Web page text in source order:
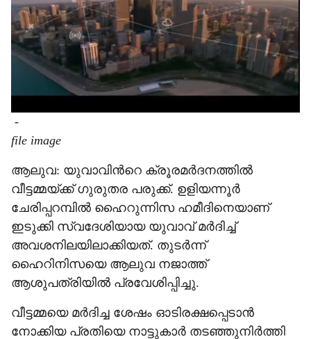
-
file image
ആലുവ: യുവാവിന്‍റെ ക്രൂരമർദനത്തിൽ
വീട്ടമ്മയ്ക്ക് ഗുരുതര പരുക്ക്. ഉളിയന്നൂർ
ചേരിപ്പറമ്പിൽ ഹൈറുന്നിസ ഹമീദിനെയാണ്
ഇടുക്കി സ്വദേശിയായ യുവാവ് മർദിച്ച്
അവശനിലയിലാക്കിയത്. തുടർന്ന്
ഹൈറിനിസയെ ആലുവ നജാത്ത്
ആശുപത്രിയിൽ പ്രവേശിപ്പിച്ചു.
വീട്ടമ്മയെ മർദിച്ച ശേഷം ഓടിരക്ഷപ്പെടാൻ
നോക്കിയ പ്രതിയെ നാട്ടുകാർ തടഞ്ഞുനിർത്തി